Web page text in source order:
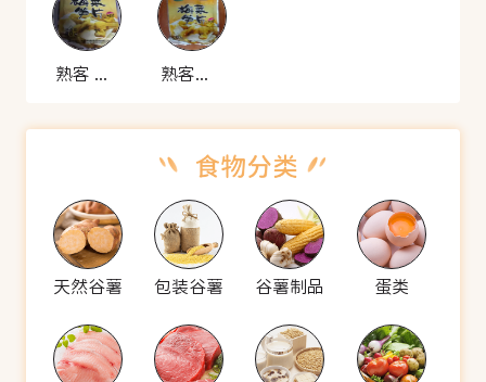
熟客 梅菜笋片 熟客梅菜笋片
天然谷薯 包装谷薯 谷薯制品 蛋类